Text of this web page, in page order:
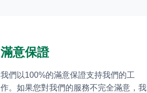
滿意保證
我們以100%的滿意保證支持我們的工
作。如果您對我們的服務不完全滿意，我